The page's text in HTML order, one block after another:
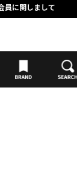
き落としに関しまして
応募に関する注意事項
員に関しまして